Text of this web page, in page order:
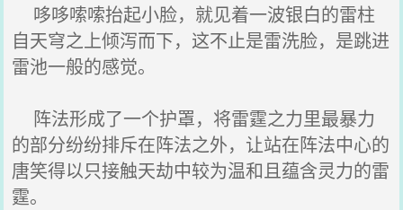
哆哆嗦嗦抬起小脸，就见着一波银白的雷柱
自天穹之上倾泻而下，这不止是雷洗脸，是跳进
雷池一般的感觉。
阵法形成了一个护罩，将雷霆之力里最暴力
的部分纷纷排斥在阵法之外，让站在阵法中心的
唐笑得以只接触天劫中较为温和且蕴含灵力的雷
霆。